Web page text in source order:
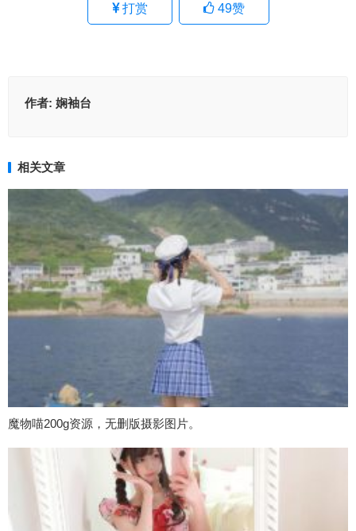
打赏 49赞
作者: 娴袖台
相关文章
魔物喵200g资源，无删版摄影图片。